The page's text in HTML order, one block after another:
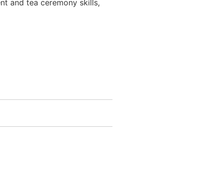
and tea ceremony skills,